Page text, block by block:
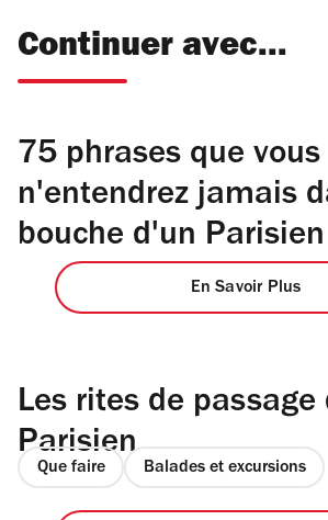
Continuer avec...
75 phrases que vous
n'entendrez jamais
bouche d'un Parisien
En Savoir Plus
Les rites de passage
Parisien
Que faire Balades et excursions